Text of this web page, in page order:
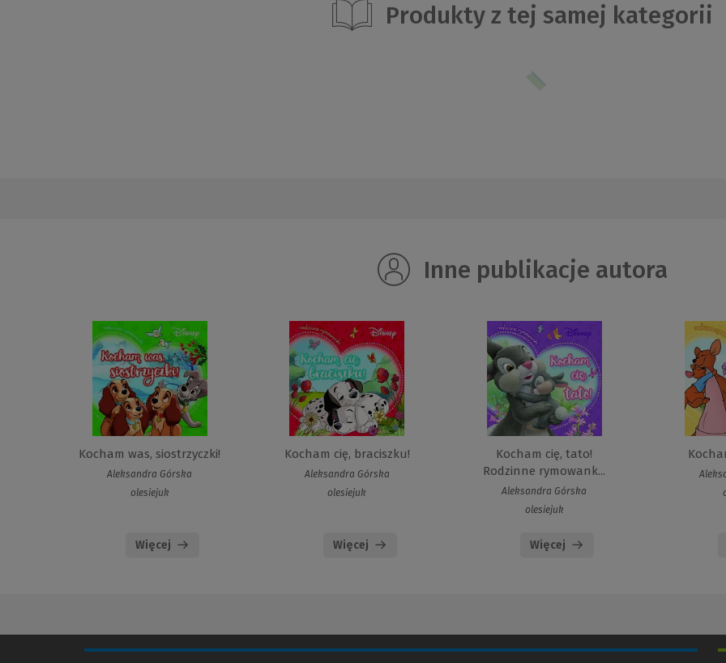
Produkty z tej samej kategorii
Inne publikacje autora
Kocham was, siostrzyczki!
Aleksandra Górska
olesiejuk
Więcej
Kocham cię, braciszku!
Aleksandra Górska
olesiejuk
Więcej
Kocham cię, tato!
Rodzinne rymowank...
Aleksandra Górska
olesiejuk
Więcej